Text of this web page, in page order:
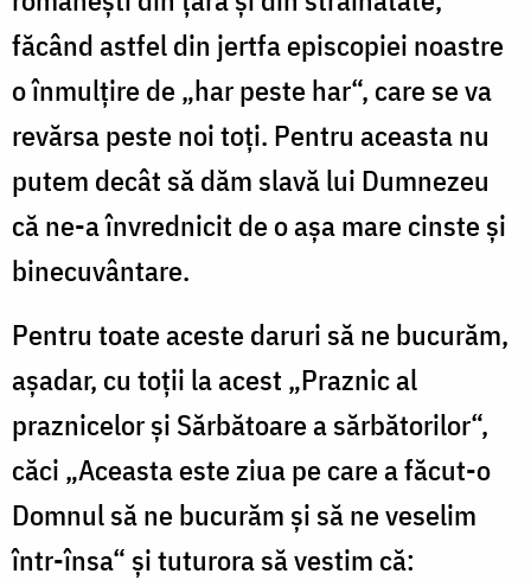
făcând astfel din jertfa episcopiei noastre
o înmulțire de „har peste har“, care se va
revărsa peste noi toți. Pentru aceasta nu
putem decât să dăm slavă lui Dumnezeu
că ne-a învrednicit de o așa mare cinste și
binecuvântare.
Pentru toate aceste daruri să ne bucurăm,
așadar, cu toții la acest „Praznic al
praznicelor și Sărbătoare a sărbătorilor“,
căci „Aceasta este ziua pe care a făcut-o
Domnul să ne bucurăm și să ne veselim
într-însa“ și tuturora să vestim că: